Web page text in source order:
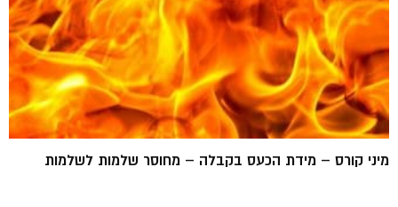
מיני קורס – מידת הכעס בקבלה – מחוסר שלמות לשלמות